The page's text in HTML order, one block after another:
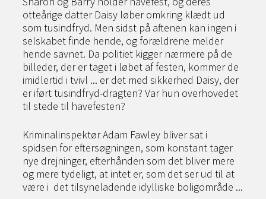
otteårige datter Daisy løber omkring klædt ud
som tusindfryd. Men sidst på aftenen kan ingen i
selskabet finde hende, og forældrene melder
hende savnet. Da politiet kigger nærmere på de
billeder, der er taget i løbet af festen, kommer de
imidlertid i tvivl ... er det med sikkerhed Daisy, der
er iført tusindfryd-dragten? Var hun overhovedet
til stede til havefesten?
Kriminalinspektør Adam Fawley bliver sat i
spidsen for eftersøgningen, som konstant tager
nye drejninger, efterhånden som det bliver mere
og mere tydeligt, at intet er, som det ser ud til at
være i det tilsyneladende idylliske boligområde ...